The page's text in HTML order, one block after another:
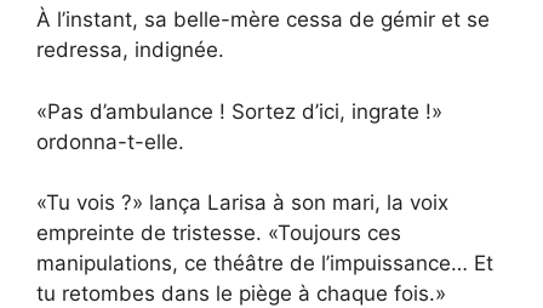
À l’instant, sa belle-mère cessa de gémir et se
redressa, indignée.
«Pas d’ambulance ! Sortez d’ici, ingrate !»
ordonna-t-elle.
«Tu vois ?» lança Larisa à son mari, la voix
empreinte de tristesse. «Toujours ces
manipulations, ce théâtre de l’impuissance… Et
tu retombes dans le piège à chaque fois.»